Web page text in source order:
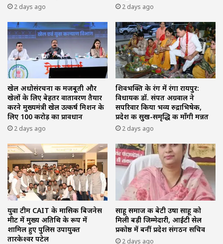
2 days ago 2 days ago
खेल अधोसंरचना की मजबूती और
खेलों के लिए बेहतर वातावरण तैयार
करने मुख्यमंत्री खेल उत्कर्ष मिशन के
लिए 100 करोड़ का प्रावधान
2 days ago
शिवभक्ति के रंग में रंगा रायपुर:
विधायक डॉ. संपत अग्रवाल ने
सपरिवार किया भव्य रुद्राभिषेक,
प्रदेश की सुख-समृद्धि की माँगी मन्नत
2 days ago
युवा टीम CAIT के मासिक बिजनेस
मीट में मुख्य अतिथि के रूप में
शामिल हुए पुलिस उपायुक्त
तारकेश्वर पटेल
साहू समाज की बेटी उषा साहू को
मिली बड़ी जिम्मेदारी, आईटी सेल
प्रकोष्ठ में बनीं प्रदेश संगठन सचिव
2 days ago